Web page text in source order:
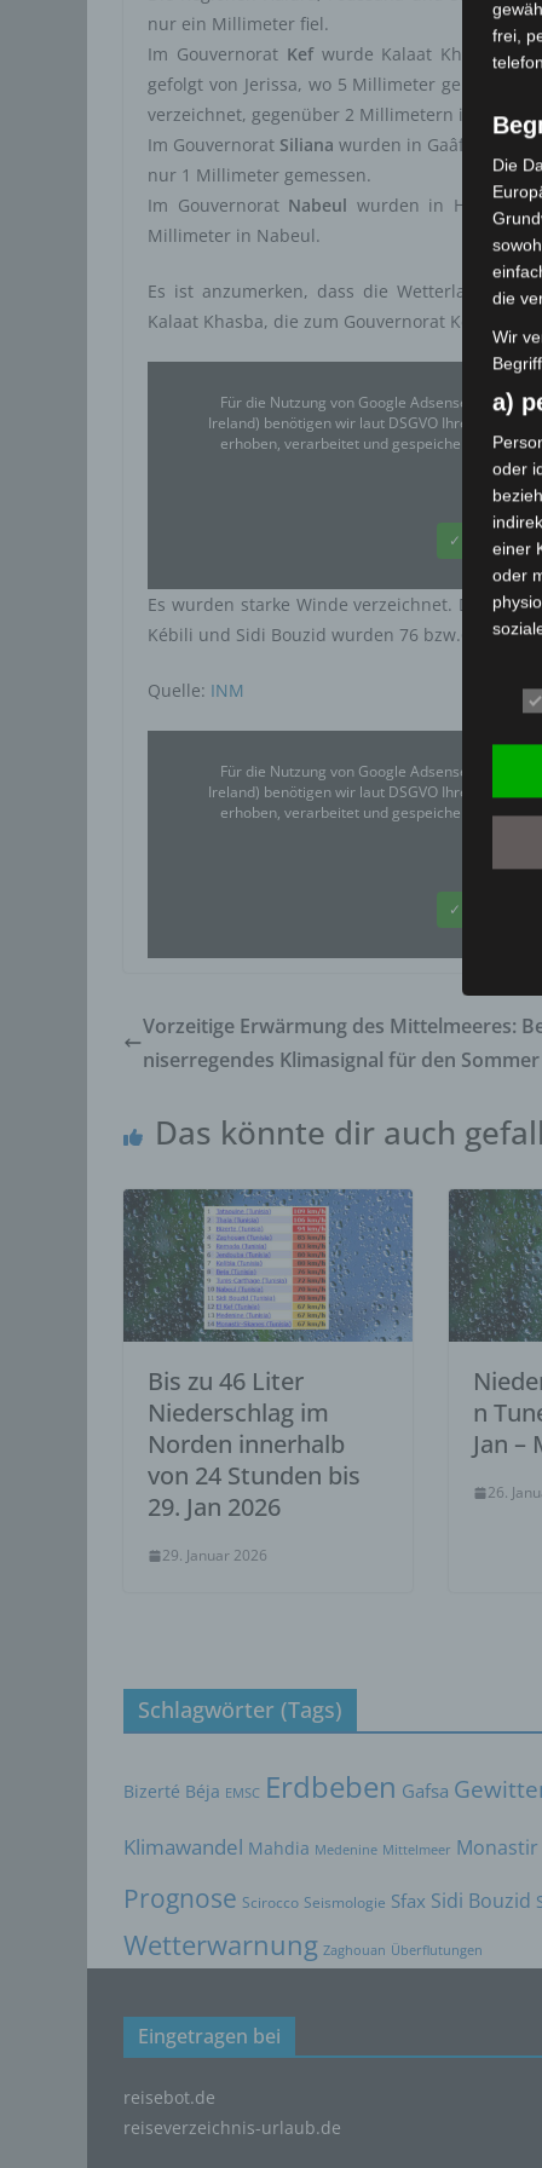
nur ein Millimeter fiel.
Im Gouvernorat Kefwurde Kalaat Khasba mit
gefolgt von Jerissa, wo 5 Millimeter gemessen
verzeichnet, gegenüber 2 Millimetern in El
Im Gouvernorat Siliana wurden in Gaâfour 2
nur 1 Millimeter gemessen.
Im Gouvernorat Nabeul wurden in
Millimeter in Nabeul.
Es ist anzumerken, dass die Wetterlage
Kalaat Khasba, die zum Gouvernorat Kef
Für die Nutzung von Google Adsense (Google
Ireland) benötigen wir laut DSGVO Ihre
erhoben, verarbeitet und gespeichert. Welche
✓ Erlauben
Es wurden starke Winde verzeichnet. Die
Kébili und Sidi Bouzid wurden 76 bzw.67 km/h
Quelle: INM
Für die Nutzung von Google Adsense (Google
Ireland) benötigen wir laut DSGVO Ihre
erhoben, verarbeitet und gespeichert. Welche
✓ Erlauben
Vorzeitige Erwärmung des Mittelmeeres:
niserregendes Klimasignal für den
Das könnte dir auch
Bis zu 46 Liter
Niederschlag im
Norden innerhalb
von 24 Stunden bis
29. Jan 2026
29. Januar 2026
n
Jan –
26.
Schlagwörter (Tags)
Bizerté Béja EMSC Erdbeben Gafsa
Klimawandel Mahdia Medenine Mittelmeer Monastir
Prognose Scirocco Seismologie Sfax Sidi Bouzid
Wetterwarnung Zaghouan Überflutungen
Eingetragen bei
reisebot.de
reiseverzeichnis-urlaub.de
frei,
Die
die
Wir
a)
oder
einer
oder
c)
eine
d)
die
f)